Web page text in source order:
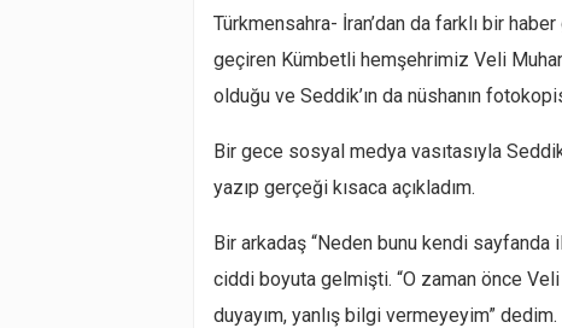
Türkmensahra- İran’dan da farklı bir
geçiren Kümbetli hemşehrimiz Veli
olduğu ve Seddik’ın da nüshanın
Bir gece sosyal medya vasıtasıyla
yazıp gerçeği kısaca açıkladım.
Bir arkadaş “Neden bunu kendi sayfanda
ciddi boyuta gelmişti. “O zaman önce
duyayım, yanlış bilgi vermeyeyim” dedim.